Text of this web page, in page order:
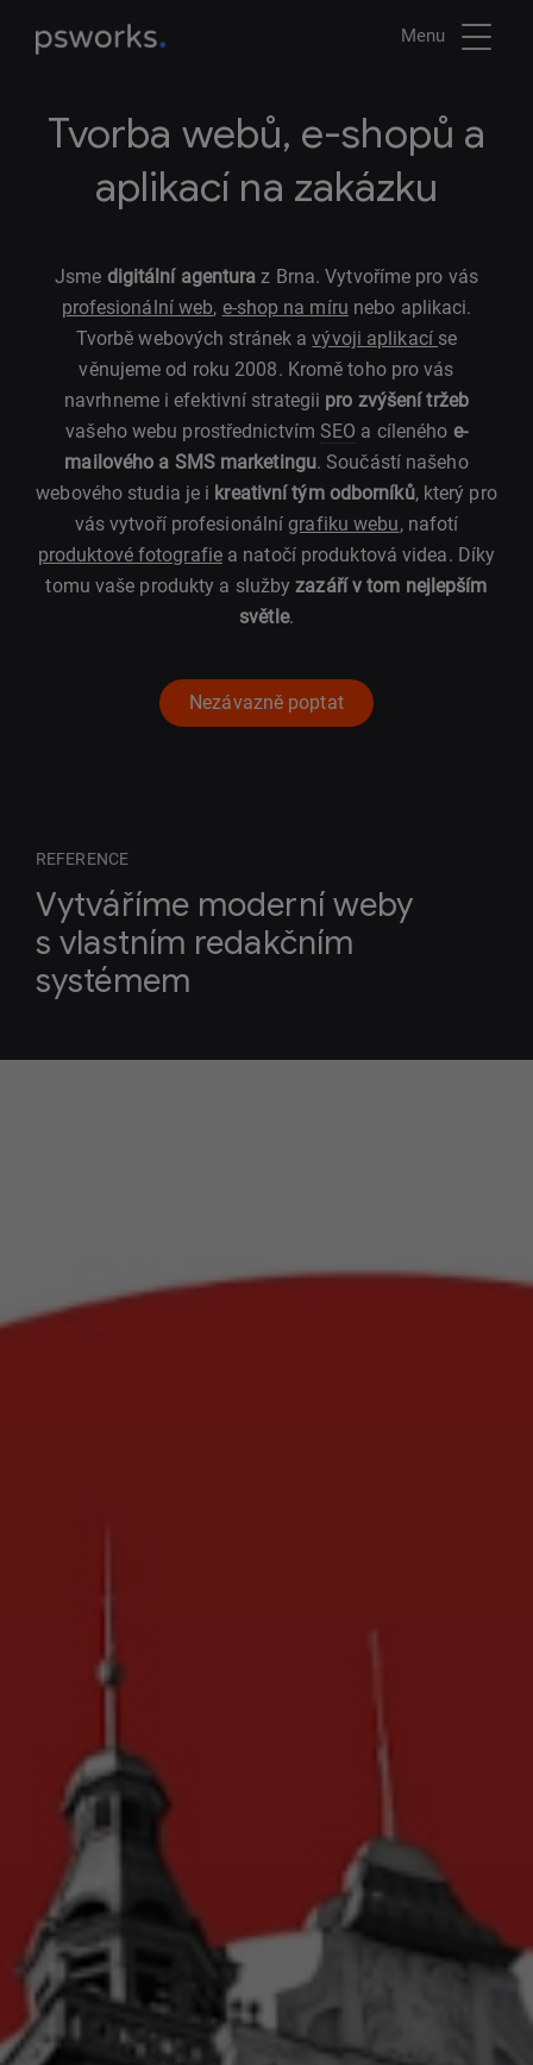
Menu
Tvorba webů, e-shopů a
aplikací na zakázku
Jsme digitální agentura z Brna. Vytvoříme pro vás
profesionální web, e-shop na míru nebo aplikaci.
Tvorbě webových stránek avývoji aplikací se
věnujeme od roku 2008. Kromě toho pro vás
navrhneme i efektivní strategii pro zvýšení tržeb
vašeho webu prostřednictvím SEO a cíleného e-
mailového a SMS marketingu. Součástí našeho
webového studia je i kreativní tým odborníků, který pro
vás vytvoří profesionálnígrafiku webu, nafotí
produktové fotografiea natočí produktová videa. Díky
tomu vaše produkty a službyzazáří v tom nejlepším
světle.
Nezávazně poptat
REFERENCE
Vytváříme moderní weby
s vlastním redakčním
systémem